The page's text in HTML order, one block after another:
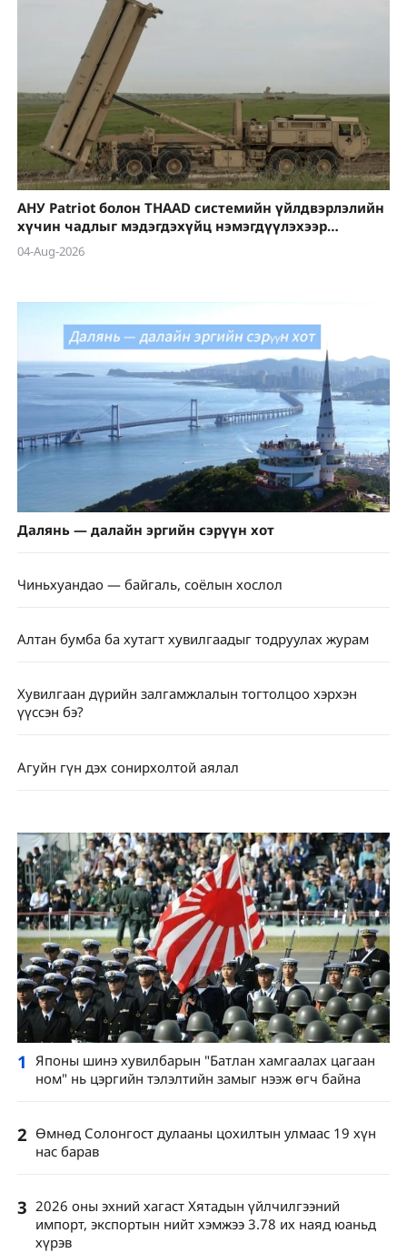
АНУ Patriot болон THAAD системийн үйлдвэрлэлийн
хүчин чадлыг мэдэгдэхүйц нэмэгдүүлэхээр
төлөвлөж байна
04-Aug-2026
Далянь — далайн эргийн сэрүүн хот
Чиньхуандао — байгаль, соёлын хослол
Алтан бумба ба хутагт хувилгаадыг тодруулах журам
Хувилгаан дүрийн залгамжлалын тогтолцоо хэрхэн
үүссэн бэ?
Агуйн гүн дэх сонирхолтой аялал
1 Японы шинэ хувилбарын "Батлан ​​​​хамгаалах цагаан
ном" нь цэргийн тэлэлтийн замыг нээж өгч байна
2 Өмнөд Солонгост дулааны цохилтын улмаас 19 хүн
нас барав
3 2026 оны эхний хагаст Хятадын үйлчилгээний
импорт, экспортын нийт хэмжээ 3.78 их наяд юаньд
хүрэв